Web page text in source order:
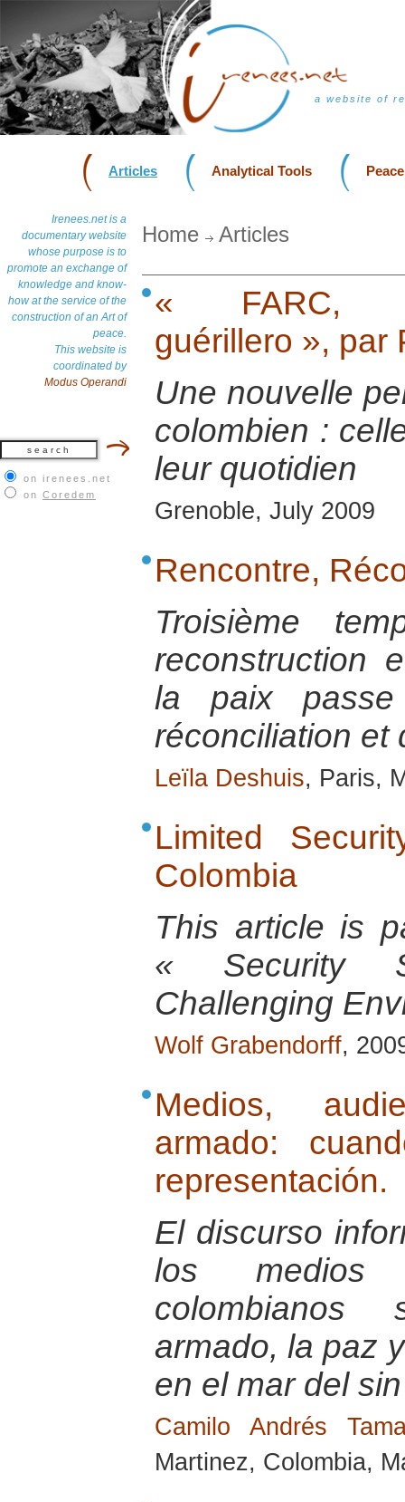
a website of
Articles Analytical Tools
Irenees.net is a
documentary website
whose purpose is to
promote an exchange of
knowledge and know-
how at the service of the
construction of an Art of
peace.
This website is
coordinated by
Modus Operandi
on irenees.net
on Coredem
Home Articles
« FARC,
guérillero », par
Une nouvelle
colombien :
leur quotidien
Grenoble, July 2009
Rencontre,
Troisième
reconstruction
la paix
réconciliation et
Leïla Deshuis, Paris,
Limited
Colombia
This article is
« Security
Challenging
Wolf Grabendorff,
Medios,
armado:
representación.
El discurso
los medios
armado, la paz
en el mar del
Camilo Andrés
Martinez, Colombia,